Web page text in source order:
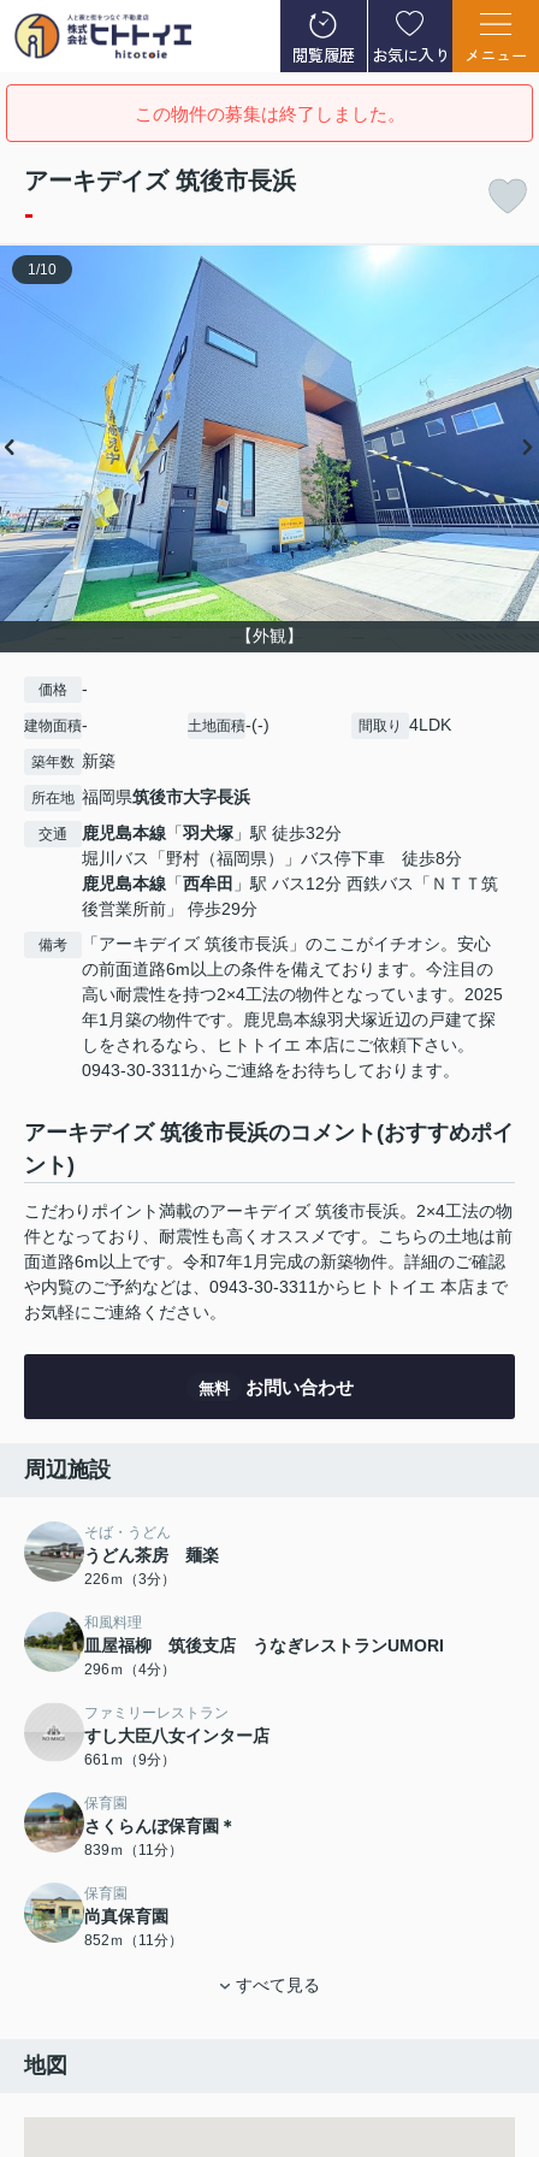
閲覧履歴 お気に入り メニュー
この物件の募集は終了しました。
アーキデイズ 筑後市長浜
-
【外観】
1 /10
価格 -
建物面積- 土地面積-(-) 間取り 4LDK
築年数 新築
所在地 福岡県筑後市大字長浜
交通 鹿児島本線 「羽犬塚 」駅 徒歩32分
堀川バス「野村（福岡県）」バス停下車 徒歩8分
鹿児島本線 「西牟田 」駅 バス12分 西鉄バス「ＮＴＴ筑
後営業所前」 停歩29分
備考
「アーキデイズ 筑後市長浜」のここがイチオシ。安心
の前面道路6m以上の条件を備えております。今注目の
高い耐震性を持つ2×4工法の物件となっています。2025
年1月築の物件です。鹿児島本線羽犬塚近辺の戸建て探
しをされるなら、ヒトトイエ 本店にご依頼下さい。
0943-30-3311からご連絡をお待ちしております。
アーキデイズ 筑後市長浜のコメント(おすすめポイ
ント)
こだわりポイント満載のアーキデイズ 筑後市長浜。2×4工法の物
件となっており、耐震性も高くオススメです。こちらの土地は前
面道路6m以上です。令和7年1月完成の新築物件。詳細のご確認
や内覧のご予約などは、0943-30-3311からヒトトイエ 本店まで
お気軽にご連絡ください。
無料 お問い合わせ
周辺施設
そば・うどん
うどん茶房 麺楽
226ｍ（3分）
和風料理
皿屋福柳 筑後支店 うなぎレストランUMORI
296ｍ（4分）
ファミリーレストラン
すし大臣八女インター店
661ｍ（9分）
保育園
さくらんぼ保育園＊
839ｍ（11分）
保育園
尚真保育園
852ｍ（11分）
すべて見る
地図